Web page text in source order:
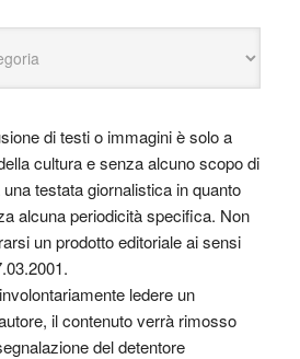
di testi o immagini è solo a
cultura e senza alcuno scopo di
testata giornalistica in quanto
alcuna periodicità specifica. Non
un prodotto editoriale ai sensi
ledere un
il contenuto verrà rimosso
del detentore